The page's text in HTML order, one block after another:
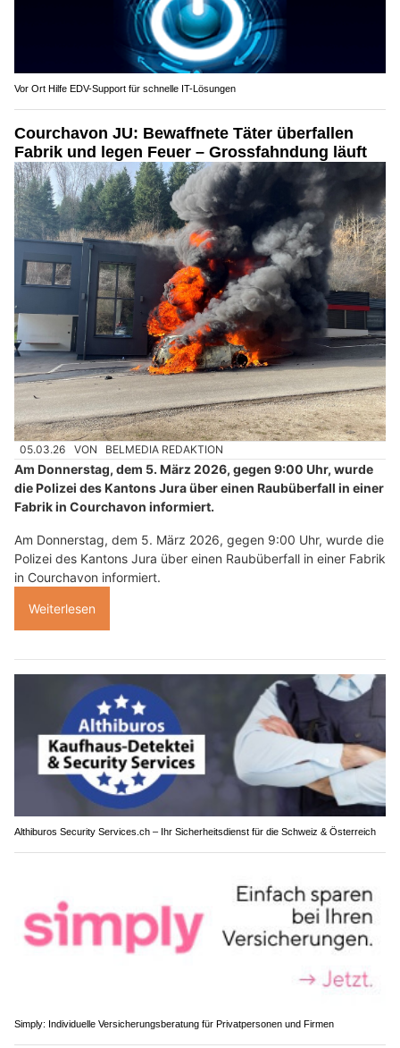
Vor Ort Hilfe EDV-Support für schnelle IT-Lösungen
Courchavon JU: Bewaffnete Täter überfallen
Fabrik und legen Feuer – Grossfahndung läuft
05.03.26 VON BELMEDIA REDAKTION
Am Donnerstag, dem 5. März 2026, gegen 9:00 Uhr, wurde
die Polizei des Kantons Jura über einen Raubüberfall in einer
Fabrik in Courchavon informiert.
Am Donnerstag, dem 5. März 2026, gegen 9:00 Uhr, wurde die
Polizei des Kantons Jura über einen Raubüberfall in einer Fabrik
in Courchavon informiert.
Weiterlesen
Althiburos Security Services.ch – Ihr Sicherheitsdienst für die Schweiz & Österreich
Simply: Individuelle Versicherungsberatung für Privatpersonen und Firmen